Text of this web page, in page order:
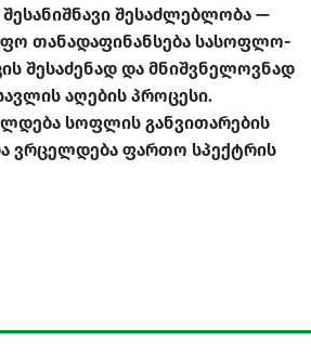
შესანიშნავი შესაძლებლობა —
თანადაფინანსება სასოფლო-
შესაძენად და მნიშვნელოვნად
აღების პროცესი.
სოფლის განვითარების
ვრცელდება ფართო სპექტრის